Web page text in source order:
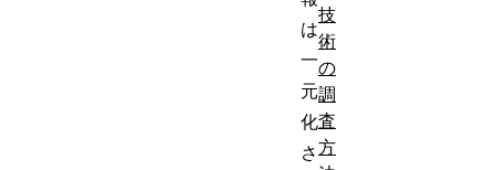
は
一
元
化
さ
技
術
の
調
査
方